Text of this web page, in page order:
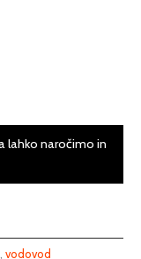
lahko naročimo in
vodovod